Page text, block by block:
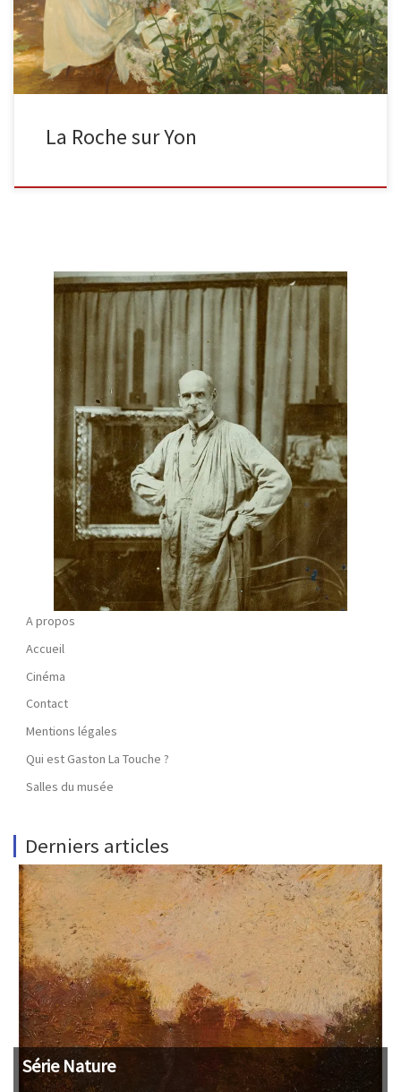
La Roche sur Yon
A propos
Accueil
Cinéma
Contact
Mentions légales
Qui est Gaston La Touche ?
Salles du musée
Derniers articles
Série Nature